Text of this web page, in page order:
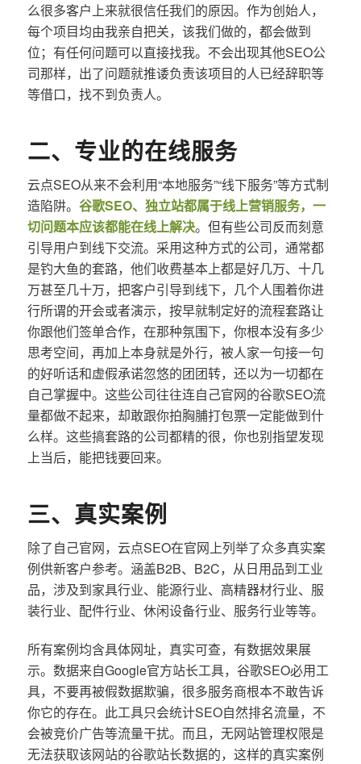
么很多客户上来就很信任我们的原因。作为创始人，
每个项目均由我亲自把关，该我们做的，都会做到
位；有任何问题可以直接找我。不会出现其他SEO公
司那样，出了问题就推诿负责该项目的人已经辞职等
等借口，找不到负责人。
二、专业的在线服务
云点SEO从来不会利用“本地服务”“线下服务”等方式制
造陷阱。 谷歌SEO、独立站都属于线上营销服务，一
切问题本应该都能在线上解决。但有些公司反而刻意
引导用户到线下交流。采用这种方式的公司，通常都
是钓大鱼的套路，他们收费基本上都是好几万、十几
万甚至几十万，把客户引导到线下，几个人围着你进
行所谓的开会或者演示，按早就制定好的流程套路让
你跟他们签单合作，在那种氛围下，你根本没有多少
思考空间，再加上本身就是外行，被人家一句接一句
的好听话和虚假承诺忽悠的团团转，还以为一切都在
自己掌握中。这些公司往往连自己官网的谷歌SEO流
量都做不起来，却敢跟你拍胸脯打包票一定能做到什
么样。这些搞套路的公司都精的很，你也别指望发现
上当后，能把钱要回来。
三、真实案例
除了自己官网，云点SEO在官网上列举了众多真实案
例供新客户参考。涵盖B2B、B2C，从日用品到工业
品，涉及到家具行业、能源行业、高精器材行业、服
装行业、配件行业、休闲设备行业、服务行业等等。
所有案例均含具体网址，真实可查，有数据效果展
示。数据来自Google官方站长工具，谷歌SEO必用工
具，不要再被假数据欺骗，很多服务商根本不敢告诉
你它的存在。此工具只会统计SEO自然排名流量，不
会被竞价广告等流量干扰。而且，无网站管理权限是
无法获取该网站的谷歌站长数据的，这样的真实案例